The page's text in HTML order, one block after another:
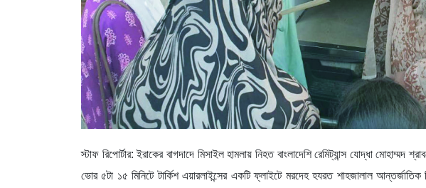
স্টাফ রিপোর্টার: ইরাকের বাগদাদে মিসাইল হামলায় নিহত বাংলাদেশি রেমিট্যান্স যোদ্ধা
ভোর ৫টা ১৫ মিনিটে টার্কিশ এয়ারলাইন্সের একটি ফ্লাইটে মরদেহ হযরত শাহজালাল আন্তর্জাতিক